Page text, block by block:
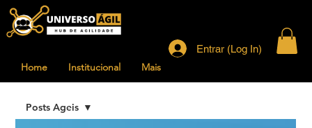
Home Institucional Mais
Entrar (Log In)
Posts Ageis